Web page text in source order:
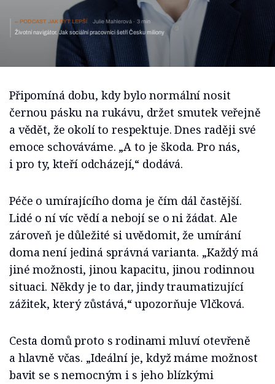
PODCAST JAK BÝT LEPŠÍ Julie Mahlerová 3 min
Životní navigátor. Jak sociální pracovníci šetří Česku miliony
Připomíná dobu, kdy bylo normální nosit
černou pásku na rukávu, držet smutek veřejně
a vědět, že okolí to respektuje. Dnes raději své
emoce schováváme. „A to je škoda. Pro nás,
i pro ty, kteří odcházejí,“ dodává.
Péče o umírajícího doma je čím dál častější.
Lidé o ní víc vědí a nebojí se o ni žádat. Ale
zároveň je důležité si uvědomit, že umírání
doma není jediná správná varianta. „Každý má
jiné možnosti, jinou kapacitu, jinou rodinnou
situaci. Někdy je to dar, jindy traumatizující
zážitek, který zůstává,“ upozorňuje Vlčková.
Cesta domů proto s rodinami mluví otevřeně
a hlavně včas. „Ideální je, když máme možnost
bavit se s nemocným i s jeho blízkými